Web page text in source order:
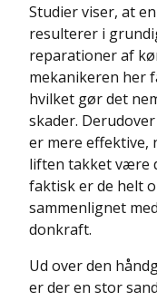
Studier viser, at
resulterer i
reparationer af
mekanikeren her
hvilket gør det
skader.
er mere effektive,
liften takket være
faktisk er de helt
sammenlignet
donkraft.
Ud over den
er der en stor